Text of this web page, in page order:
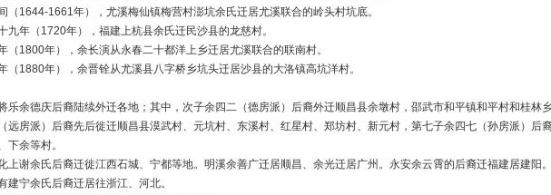
（1644-1661年），尤溪梅仙镇梅营村澎坑余氏迁居尤溪联合的岭头村坑底。
九年（1720年），福建上杭县余氏迁民沙县的龙慈村。
（1800年），余长演从永春二十都洋上乡迁居尤溪联合的联南村。
（1880年），余晋铨从尤溪县八字桥乡坑头迁居沙县的大洛镇高坑洋村。
乐余德庆后裔陆续外迁各地；其中，次子余四二（德房派）后裔外迁顺昌县余墩村，邵武市和平镇和平村和桂林
远房派）后裔先后徙迁顺昌县漠武村、元坑村、东溪村、红星村、郑坊村、新元村，第七子余四七（孙房派）后
下余等村。
上谢余氏后裔迁徙江西石城、宁都等地。明溪余善广迁居顺昌、余光迁居广州。永安余云霄的后裔迁福建居建阳。
建宁余氏后裔迁居往浙江、河北。